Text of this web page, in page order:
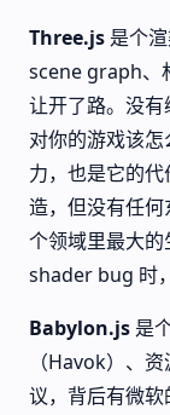
Three.js 是个
scene graph、
让开了路。没
对你的游戏该
力，也是它的
造，但没有任
个领域里最大
shader bug 时
Babylon.js 是
（Havok）、
议，背后有微